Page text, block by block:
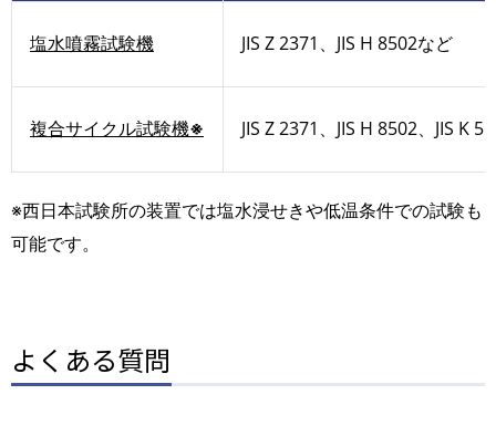
塩水噴霧試験機 JIS Z 2371、JIS H 8502など
複合サイクル試験機※ JIS Z 2371、JIS H 8502、JIS K
※西日本試験所の装置では塩水浸せきや低温条件での試験も
可能です。
よくある質問